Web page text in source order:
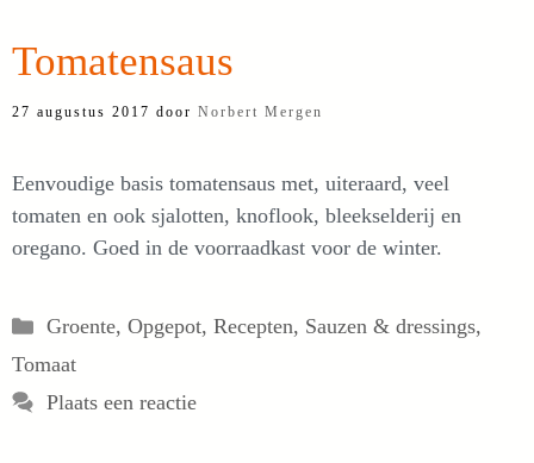
Tomatensaus
27 augustus 2017 door Norbert Mergen
Eenvoudige basis tomatensaus met, uiteraard, veel
tomaten en ook sjalotten, knoflook, bleekselderij en
oregano. Goed in de voorraadkast voor de winter.
Categorieën
Groente, Opgepot, Recepten, Sauzen & dressings,
Tomaat
Plaats een reactie